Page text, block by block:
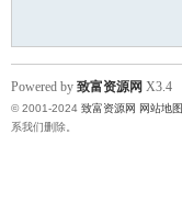
源
Powered by 致富资源网 X3.4
© 2001-2024 致富资源网 网站地图
系我们删除。